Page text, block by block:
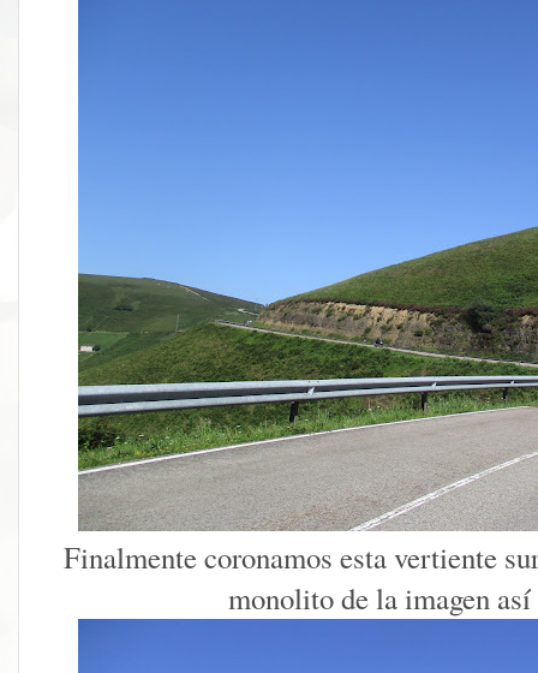
Finalmente coronamos esta vertiente
monolito de la imagen